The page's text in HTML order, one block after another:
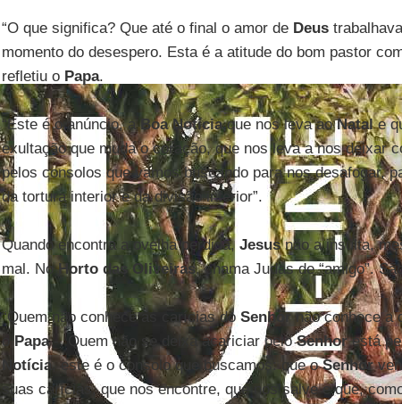
“O que significa? Que até o final o amor de Deus
momento do desespero. Esta é a atitude do bom pastor
refletiu o Papa.
“Este é o anúncio, aBoa Notíciaque nos leva aoNatale
exultação que muda o coração, que nos leva a nos deixar
pelos consolos que vamos buscando para nos desafogar,
da tortura interior e da divisão interior”.
Quando encontra a ovelha perdida, Jesusnão a insulta,
mal. NoHorto das Oliveiras, chama Judas de “amigo”.
“Quem não conhece as carícias do Senhornão conhece a
o Papa-. Quem não se deixa acariciar peloSenhorestá
Notícia, este é o consolo que buscamos: que oSenhor
suas carícias, que nos encontre, que nos salve e que,